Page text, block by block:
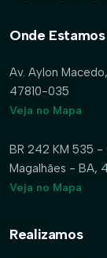
Onde Estamos
Av. Aylon
47810-035
Veja no Mapa
BR 242 KM 535 -
Magalhães - BA,
Veja no Mapa
Realizamos